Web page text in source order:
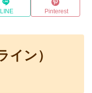
LINE Pinterest
イン）